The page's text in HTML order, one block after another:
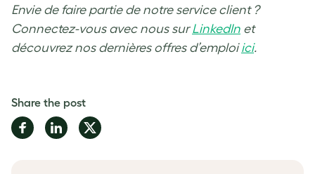
Envie de faire partie de notre service client ?
Connectez-vous avec nous surLinkedIn et
découvrez nos dernières offres d’emploiici.
Share the post
Share
on
Share
on
Share
on